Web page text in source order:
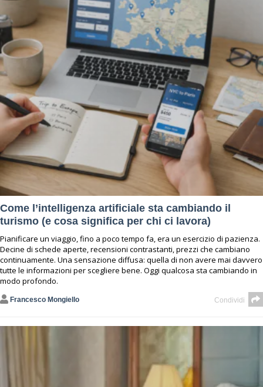
Come l’intelligenza artificiale sta cambiando il
turismo (e cosa significa per chi ci lavora)
Pianificare un viaggio, fino a poco tempo fa, era un esercizio di pazienza.
Decine di schede aperte, recensioni contrastanti, prezzi che cambiano
continuamente. Una sensazione diffusa: quella di non avere mai davvero
tutte le informazioni per scegliere bene. Oggi qualcosa sta cambiando in
modo profondo.
Francesco Mongiello Condividi